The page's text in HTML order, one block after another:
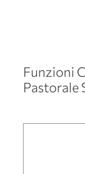
Funzioni
Pastorale